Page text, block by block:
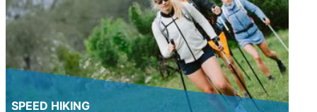
SPEED HIKING